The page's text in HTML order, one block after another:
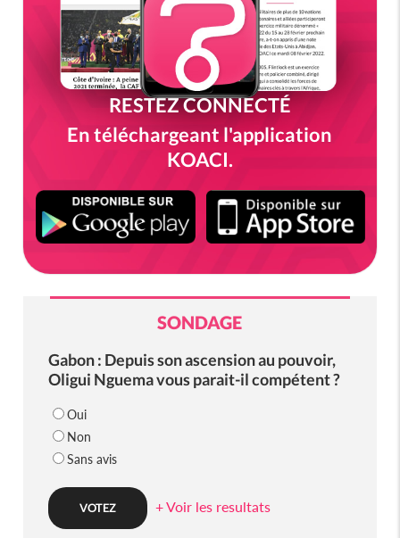
RESTEZ CONNECTÉ
En téléchargeant l'application
KOACI.
SONDAGE
Gabon : Depuis son ascension au pouvoir,
Oligui Nguema vous parait-il compétent ?
Oui
Non
Sans avis
+ Voir les resultats